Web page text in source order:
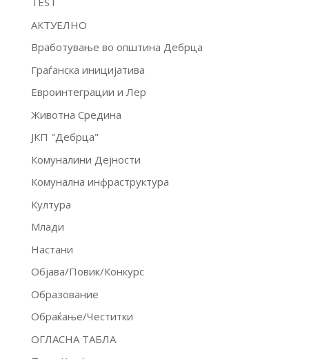
АКТУЕЛНО
Вработување во општина Дебрца
Граѓанска иницијатива
Евроинтеграции и Лер
Животна Средина
ЈКП "Дебрца"
Комуналини Дејности
Комунална инфраструктура
Култура
Млади
Настани
Објава/Повик/Конкурс
Образование
Обраќање/Честитки
ОГЛАСНА ТАБЛА